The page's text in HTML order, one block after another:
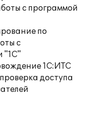
с программой
по
с
"1С"
1С:ИТС
доступа